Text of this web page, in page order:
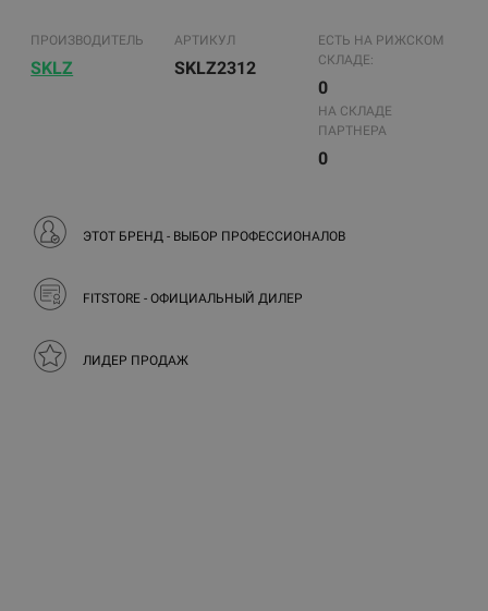
ПРОИЗВОДИТЕЛЬ
SKLZ
АРТИКУЛ
SKLZ2312
ЕСТЬ НА РИЖСКОМ
СКЛАДЕ:
0
НА СКЛАДЕ
ПАРТНЕРА
0
ЭТОТ БРЕНД - ВЫБОР ПРОФЕССИОНАЛОВ
FITSTORE - ОФИЦИАЛЬНЫЙ ДИЛЕР
ЛИДЕР ПРОДАЖ